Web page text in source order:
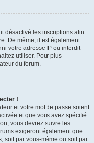
désactivé les inscriptions afin
De même, il est également
votre adresse IP ou interdit
utiliser. Pour plus
du forum.
!
et votre mot de passe soient
et que vous avez spécifié
vous devrez suivre les
exigeront également que
soit par vous-même ou soit par